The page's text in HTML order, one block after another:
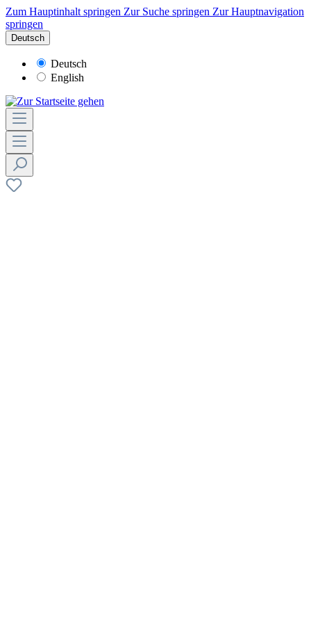
Zum Hauptinhalt springen Zur Suche springen Zur Hauptnavigation
springen
Deutsch
Deutsch
English